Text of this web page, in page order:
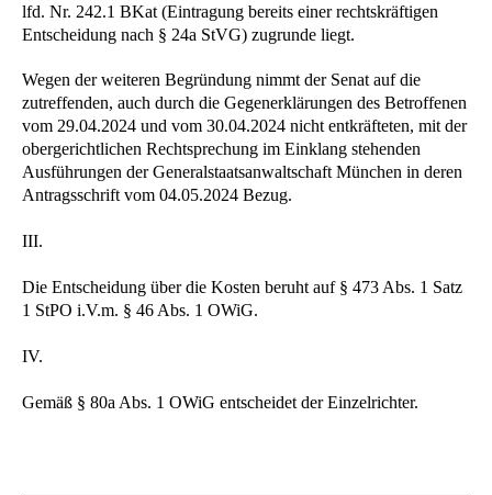
lfd. Nr. 242.1 BKat (Eintragung bereits einer rechtskräftigen
Entscheidung nach § 24a StVG) zugrunde liegt.
Wegen der weiteren Begründung nimmt der Senat auf die
zutreffenden, auch durch die Gegenerklärungen des Betroffenen
vom 29.04.2024 und vom 30.04.2024 nicht entkräfteten, mit der
obergerichtlichen Rechtsprechung im Einklang stehenden
Ausführungen der Generalstaatsanwaltschaft München in deren
Antragsschrift vom 04.05.2024 Bezug.
III.
Die Entscheidung über die Kosten beruht auf § 473 Abs. 1 Satz
1 StPO i.V.m. § 46 Abs. 1 OWiG.
IV.
Gemäß § 80a Abs. 1 OWiG entscheidet der Einzelrichter.